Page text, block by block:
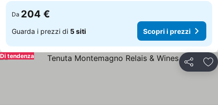
Da 204 €
Guarda i prezzi di 5 siti Scopri i prezzi
Condividi
Di tendenza